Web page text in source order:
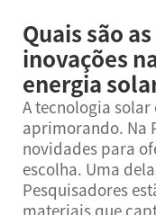
Quais são
inovações
energia
A tecnologia solar
aprimorando. Na
novidades para
escolha. Uma
Pesquisadores
materiais que